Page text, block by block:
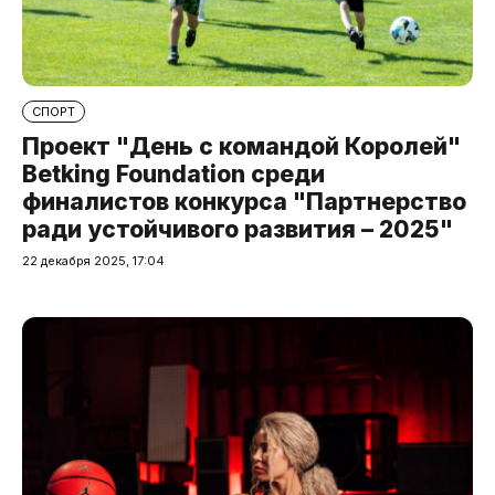
СПОРТ
Проект "День с командой Королей"
Betking Foundation среди
финалистов конкурса "Партнерство
ради устойчивого развития – 2025"
22 декабря 2025, 17:04